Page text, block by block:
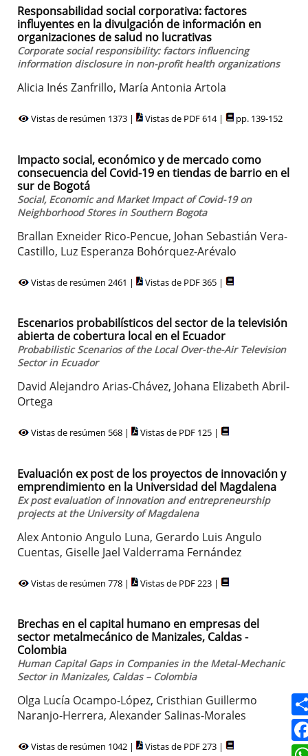
Responsabilidad social corporativa: factores
influyentes en la divulgación de información en
organizaciones de salud no lucrativas
Corporate social responsibility: factors influencing
information disclosure in non-profit health organizations
Alicia Inés Zanfrillo, María Antonia Artola
Vistas de resúmen 1373 | Vistas de PDF 614 | pp. 139-152
Impacto social, económico y de mercado como
consecuencia del Covid-19 en tiendas de barrio en el
sur de Bogotá
Social, Economic and Market Impact of Covid-19 on
Neighborhood Stores in Southern Bogota
Brallan Exneider Rico-Pencue, Johan Sebastián Vera-
Castillo, Luz Esperanza Bohórquez-Arévalo
Vistas de resúmen 2461 | Vistas de PDF 365 |
Escenarios probabilísticos del sector de la televisión
abierta de cobertura local en el Ecuador
Probabilistic Scenarios of the Local Over-the-Air Television
Sector in Ecuador
David Alejandro Arias-Chávez, Johana Elizabeth Abril-
Ortega
Vistas de resúmen 568 | Vistas de PDF 125 |
Evaluación ex post de los proyectos de innovación y
emprendimiento en la Universidad del Magdalena
Ex post evaluation of innovation and entrepreneurship
projects at the University of Magdalena
Alex Antonio Angulo Luna, Gerardo Luis Angulo
Cuentas, Giselle Jael Valderrama Fernández
Vistas de resúmen 778 | Vistas de PDF 223 |
Brechas en el capital humano en empresas del
sector metalmecánico de Manizales, Caldas -
Colombia
Human Capital Gaps in Companies in the Metal-Mechanic
Sector in Manizales, Caldas – Colombia
Olga Lucía Ocampo-López, Cristhian Guillermo
Naranjo-Herrera, Alexander Salinas-Morales
Vistas de resúmen 1042 | Vistas de PDF 273 |